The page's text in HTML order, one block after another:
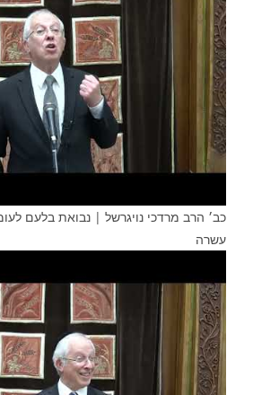
כב׳ הרב מרדכי נויגרשל | נבואת בלעם
עשרה